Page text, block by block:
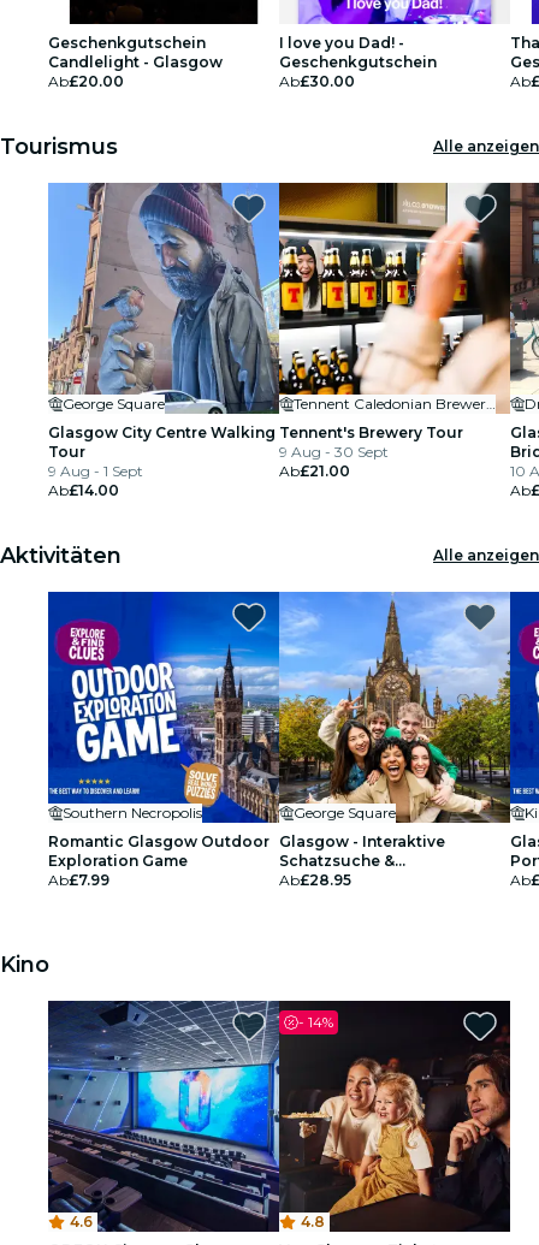
Geschenkgutschein
Candlelight - Glasgow
Ab£20.00
I love you Dad! -
Geschenkgutschein
Ab£30.00
Ab
Tourismus Alle anzeigen
George Square
Glasgow City Centre Walking
Tour
9 Aug - 1 Sept
Ab£14.00
Tennent Caledonian Breweries
Tennent's Brewery Tour
9 Aug - 30 Sept
Ab£21.00
10
Ab
Aktivitäten Alle anzeigen
Southern Necropolis
Romantic Glasgow Outdoor
Exploration Game
Ab£7.99
George Square
Glasgow - Interaktive
Schatzsuche &
Explorationsspiel für bis zu 5
Ab£28.95
Ab
Kino
4.6
- 14%
4.8